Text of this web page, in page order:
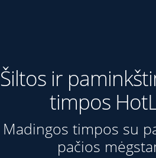
Šiltos ir
timpos
Madingos timpos su
pačios